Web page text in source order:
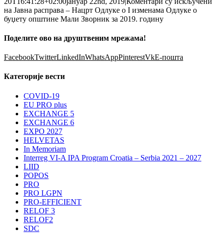
на Јавна расправа – Нацрт Одлуке о I изменама Одлуке о
буџету општине Мали Зворник за 2019. годину
Поделите ово на друштвеним мрежама!
FacebookTwitterLinkedInWhatsAppPinterestVkЕ-пошта
Категорије вести
COVID-19
EU PRO plus
EXCHANGE 5
EXCHANGE 6
EXPO 2027
HELVETAS
In Memoriam
Interreg VI-A IPA Program Croatia – Serbia 2021 – 2027
LIID
POPOS
PRO
PRO LGPN
PRO-EFFICIENT
RELOF 3
RELOF2
SDC